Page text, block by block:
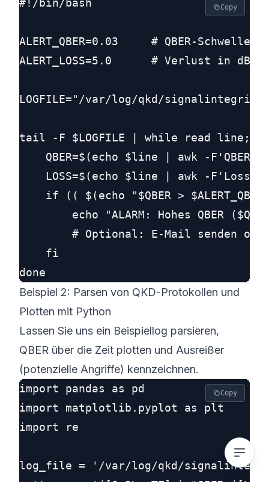
#!/bin/bash
ALERT_QBER=0.03     # QBER-Schwelle
ALERT_LOSS=5.0      # Verlust in dB
LOGFILE="/var/log/qkd/
tail -F $LOGFILE | while read line;
QBER=$(echo $line | awk -
LOSS=$(echo $line | awk -
if (( $(echo "$QBER >
echo "ALARM: Hohes QBER
# Optional: E-Mail senden
    fi
Copy
Beispiel 2: Parsen von QKD-Protokollen und
Plotten mit Python
Lassen Sie uns ein Beispiellog parsieren,
QBER über die Zeit plotten und Ausreißer
(potenzielle Angriffe) kennzeichnen.
import pandas as pd
import matplotlib.pyplot as plt
import re
log_file = '/var/log/qkd/
Copy